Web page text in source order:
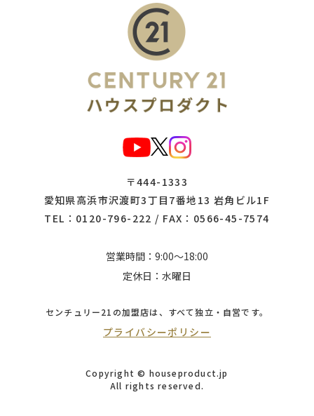
〒444-1333
愛知県高浜市沢渡町3丁目7番地13 岩角ビル1F
TEL： 0120-796-222 / FAX：0566-45-7574
営業時間：9:00～18:00
定休日：水曜日
センチュリー21の加盟店は、 すべて独立・自営です。
プライバシーポリシー
Copyright © houseproduct.jp
All rights reserved.